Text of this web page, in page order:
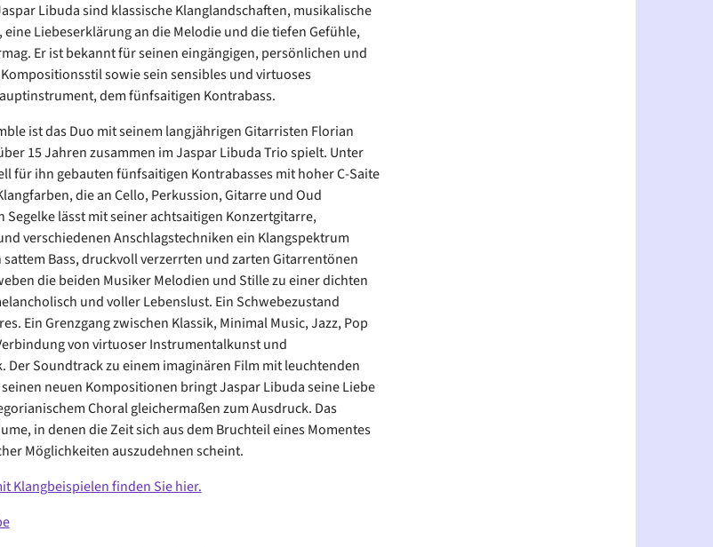
Libuda sind klassische Klanglandschaften, musikalische
Liebeserklärung an die Melodie und die tiefen Gefühle,
Er ist bekannt für seinen eingängigen, persönlichen und
sowie sein sensibles und virtuoses
dem fünfsaitigen Kontrabass.
ist das Duo mit seinem langjährigen Gitarristen Florian
15 Jahren zusammen im Jaspar Libuda Trio spielt. Unter
für ihn gebauten fünfsaitigen Kontrabasses mit hoher C-Saite
die an Cello, Perkussion, Gitarre und Oud
lässt mit seiner achtsaitigen Konzertgitarre,
verschiedenen Anschlagstechniken ein Klangspektrum
Bass, druckvoll verzerrten und zarten Gitarrentönen
die beiden Musiker Melodien und Stille zu einer dichten
und voller Lebenslust. Ein Schwebezustand
Ein Grenzgang zwischen Klassik, Minimal Music, Jazz, Pop
von virtuoser Instrumentalkunst und
Der Soundtrack zu einem imaginären Film mit leuchtenden
neuen Kompositionen bringt Jaspar Libuda seine Liebe
Choral gleichermaßen zum Ausdruck. Das
in denen die Zeit sich aus dem Bruchteil eines Momentes
Möglichkeiten auszudehnen scheint.
Klangbeispielen finden Sie hier.